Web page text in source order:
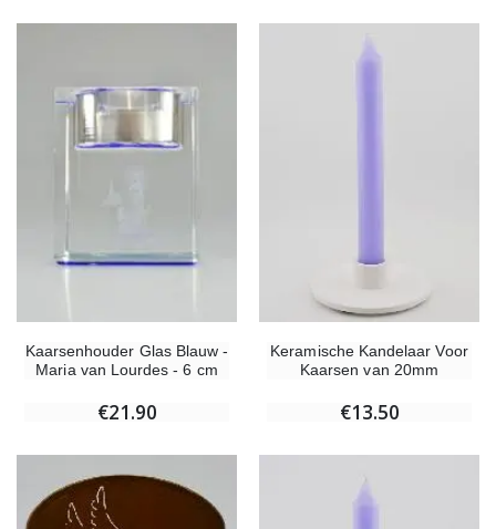
Kaarsenhouder Glas Blauw -
Maria van Lourdes - 6 cm
€21.90
Keramische Kandelaar Voor
Kaarsen van 20mm
€13.50